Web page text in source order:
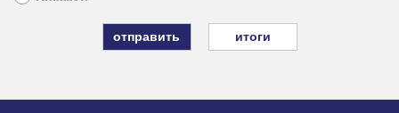
итоги